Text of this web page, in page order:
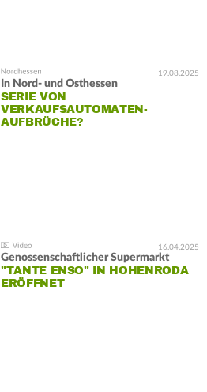
19.08.2025
In Nord- und Osthessen
SERIE VON
VERKAUFSAUTOMATEN-
AUFBRÜCHE?
16.04.2025
Genossenschaftlicher Supermarkt
"TANTE ENSO" IN HOHENRODA
ERÖFFNET